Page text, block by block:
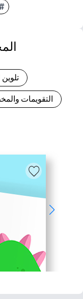
تلوين
التقويمات